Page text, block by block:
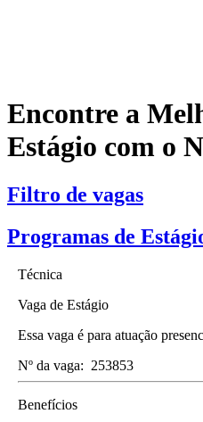
Encontre a
Estágio com o
Filtro de vagas
Programas de
Técnica
Vaga de Estágio
Essa vaga é para atuação
Nº da vaga: 253853
Benefícios